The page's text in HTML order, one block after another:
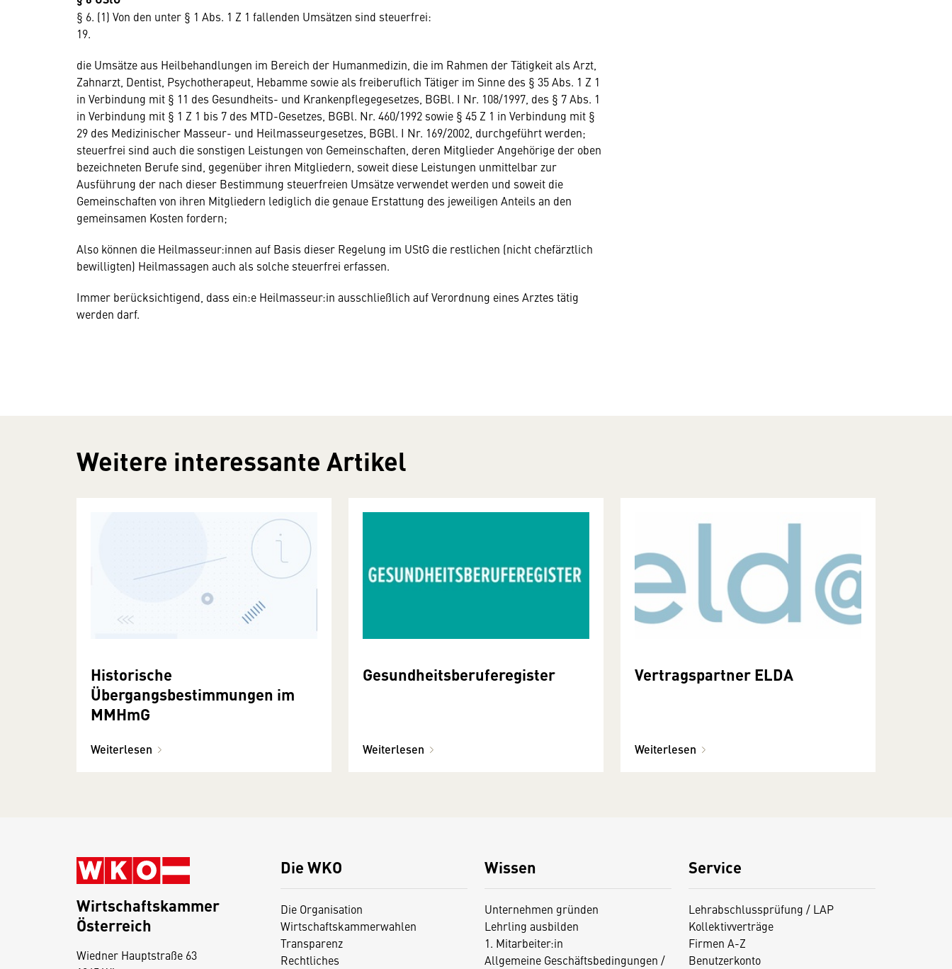
§ 6. (1) Von den unter § 1 Abs. 1 Z 1 fallenden Umsätzen sind steuerfrei:
19.
die Umsätze aus Heilbehandlungen im Bereich der Humanmedizin, die im Rahmen der Tätigkeit als Arzt,
Zahnarzt, Dentist, Psychotherapeut, Hebamme sowie als freiberuflich Tätiger im Sinne des § 35 Abs. 1 Z 1
in Verbindung mit § 11 des Gesundheits- und Krankenpflegegesetzes, BGBl. I Nr. 108/1997, des § 7 Abs. 1
in Verbindung mit § 1 Z 1 bis 7 des MTD-Gesetzes, BGBl. Nr. 460/1992 sowie § 45 Z 1 in Verbindung mit §
29 des Medizinischer Masseur- und Heilmasseurgesetzes, BGBl. I Nr. 169/2002, durchgeführt werden;
steuerfrei sind auch die sonstigen Leistungen von Gemeinschaften, deren Mitglieder Angehörige der oben
bezeichneten Berufe sind, gegenüber ihren Mitgliedern, soweit diese Leistungen unmittelbar zur
Ausführung der nach dieser Bestimmung steuerfreien Umsätze verwendet werden und soweit die
Gemeinschaften von ihren Mitgliedern lediglich die genaue Erstattung des jeweiligen Anteils an den
gemeinsamen Kosten fordern;
Also können die Heilmasseur:innen auf Basis dieser Regelung im UStG die restlichen (nicht chefärztlich
bewilligten) Heilmassagen auch als solche steuerfrei erfassen.
Immer berücksichtigend, dass ein:e Heilmasseur:in ausschließlich auf Verordnung eines Arztes tätig
werden darf.
Weitere interessante Artikel
Historische
Übergangsbestimmungen im
MMHmG
Weiterlesen
Gesundheitsberuferegister
Weiterlesen
Vertragspartner ELDA
Weiterlesen
Die WKO
Die Organisation
Wirtschaftskammerwahlen
Transparenz
Rechtliches
Wissen
Unternehmen gründen
Lehrling ausbilden
1. Mitarbeiter:in
Allgemeine Geschäftsbedingungen /
Service
Lehrabschlussprüfung / LAP
Kollektivverträge
Firmen A-Z
Benutzerkonto
Wirtschaftskammer
Österreich
Wiedner Hauptstraße 63